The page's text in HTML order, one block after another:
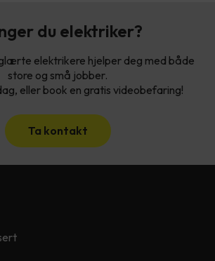
du elektriker?
elektrikere hjelper deg med både
store og små jobber.
eller book en gratis videobefaring!
Ta kontakt